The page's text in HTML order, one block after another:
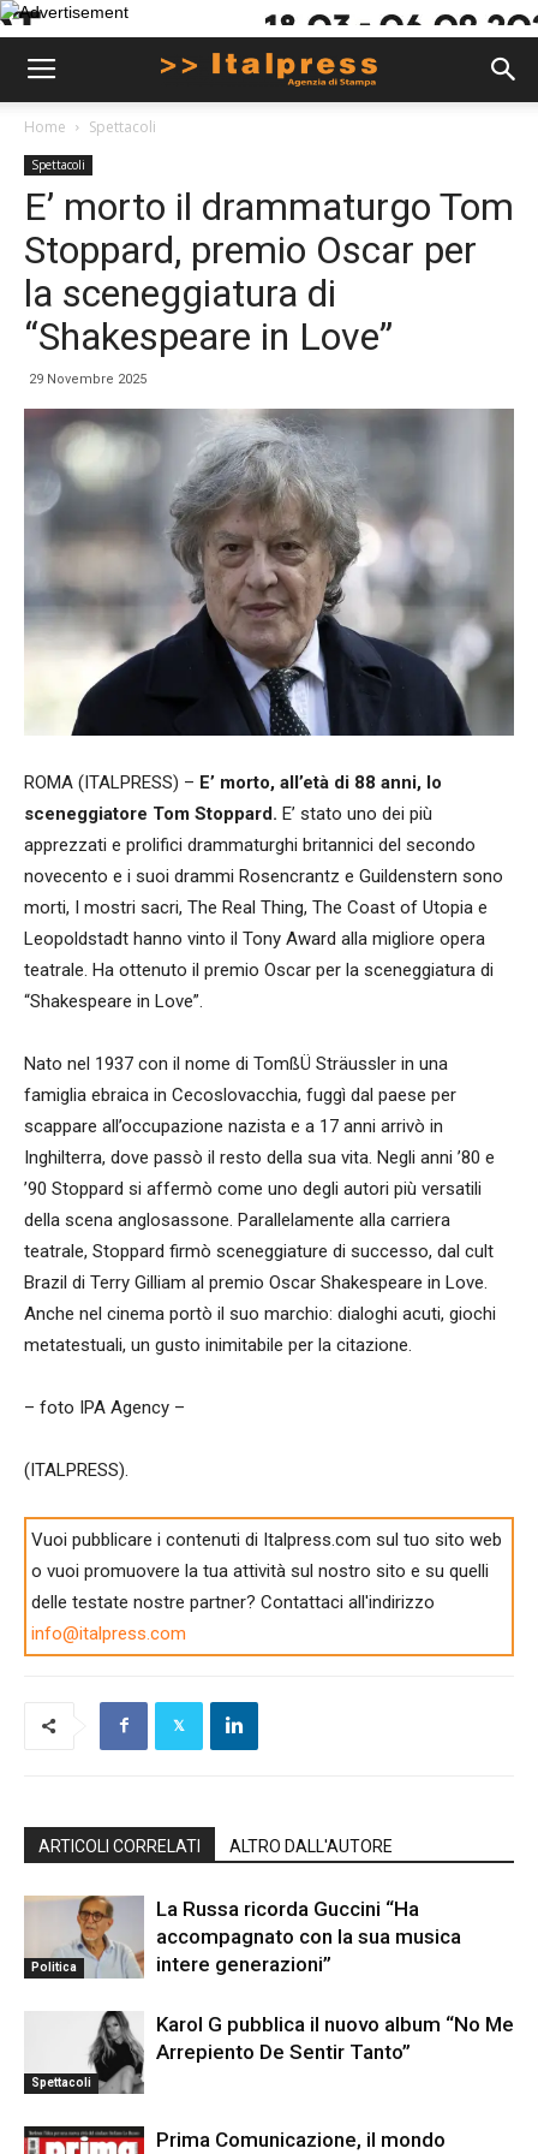
Home Spettacoli
Spettacoli
E’ morto il drammaturgo Tom
Stoppard, premio Oscar per
la sceneggiatura di
“Shakespeare in Love”
29 Novembre 2025
ROMA (ITALPRESS) – E’ morto, all’età di 88 anni, lo
sceneggiatore Tom Stoppard. E’ stato uno dei più
apprezzati e prolifici drammaturghi britannici del secondo
novecento e i suoi drammi Rosencrantz e Guildenstern sono
morti, I mostri sacri, The Real Thing, The Coast of Utopia e
Leopoldstadt hanno vinto il Tony Award alla migliore opera
teatrale. Ha ottenuto il premio Oscar per la sceneggiatura di
“Shakespeare in Love”.
Nato nel 1937 con il nome di TomßÜ Sträussler in una
famiglia ebraica in Cecoslovacchia, fuggì dal paese per
scappare all’occupazione nazista e a 17 anni arrivò in
Inghilterra, dove passò il resto della sua vita. Negli anni ’80 e
’90 Stoppard si affermò come uno degli autori più versatili
della scena anglosassone. Parallelamente alla carriera
teatrale, Stoppard firmò sceneggiature di successo, dal cult
Brazil di Terry Gilliam al premio Oscar Shakespeare in Love.
Anche nel cinema portò il suo marchio: dialoghi acuti, giochi
metatestuali, un gusto inimitabile per la citazione.
– foto IPA Agency –
(ITALPRESS).
Vuoi pubblicare i contenuti di Italpress.com sul tuo sito web
o vuoi promuovere la tua attività sul nostro sito e su quelli
delle testate nostre partner? Contattaci all'indirizzo
info@italpress.com
ARTICOLI CORRELATI ALTRO DALL'AUTORE
Politica
La Russa ricorda Guccini “Ha
accompagnato con la sua musica
intere generazioni”
Spettacoli
Karol G pubblica il nuovo album “No Me
Arrepiento De Sentir Tanto”
Prima Comunicazione, il mondo